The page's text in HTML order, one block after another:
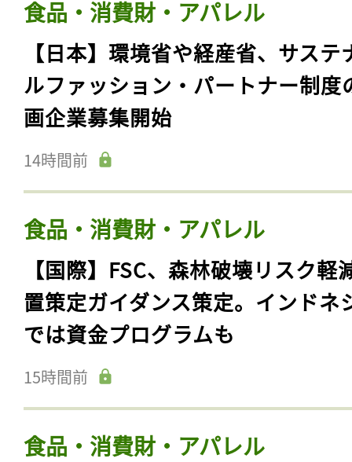
食品・消費財・アパレル
【日本】環境省や経産省、サステ
ルファッション・パートナー制度
画企業募集開始
14時間前
食品・消費財・アパレル
【国際】FSC、森林破壊リスク軽
置策定ガイダンス策定。インドネ
では資金プログラムも
15時間前
食品・消費財・アパレル